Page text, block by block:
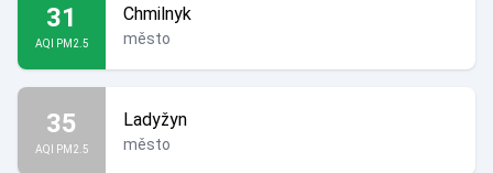
31
AQI PM2.5
Chmilnyk
město
35
AQI PM2.5
Ladyžyn
město